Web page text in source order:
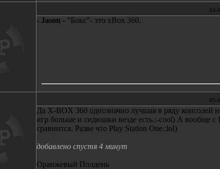
04-
- Jason - "Бокс"- это xBox 360.
05-
Да X-BOX 360 однозначно лучшая в ряду консолей
игр больше и сидюшки везде есть.:-cool) А вообще с
сравнится. Разве что Play Station One.:lol)
добавлено спустя 4 минут
Оранжевый Полдень